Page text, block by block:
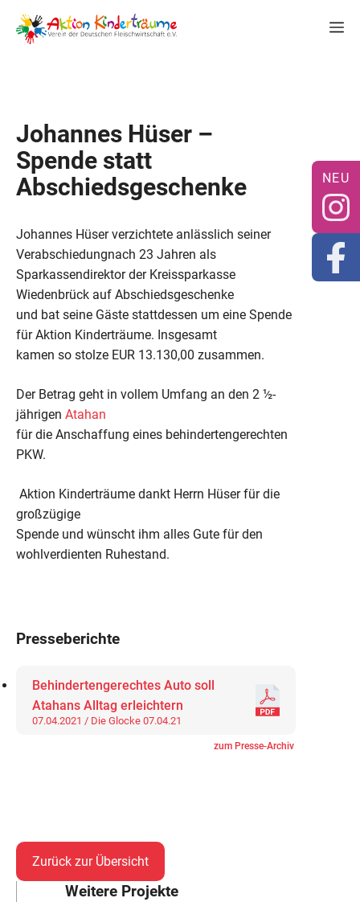
Inhalt
springen
Johannes Hüser –
Spende statt
Abschiedsgeschenke
Johannes Hüser verzichtete anlässlich seiner
Verabschiedungnach 23 Jahren als
Sparkassendirektor der Kreissparkasse
Wiedenbrück auf Abschiedsgeschenke
und bat seine Gäste stattdessen um eine Spende
für Aktion Kinderträume. Insgesamt
kamen so stolze EUR 13.130,00 zusammen.
Der Betrag geht in vollem Umfang an den 2 ½-
jährigen Atahan
für die Anschaffung eines behindertengerechten
PKW.
Aktion Kinderträume dankt Herrn Hüser für die
großzügige
Spende und wünscht ihm alles Gute für den
wohlverdienten Ruhestand.
Presseberichte
Behindertengerechtes Auto soll
Atahans Alltag erleichtern
07.04.2021 / Die Glocke 07.04.21
zum Presse-Archiv
Zurück zur Übersicht
Weitere Projekte